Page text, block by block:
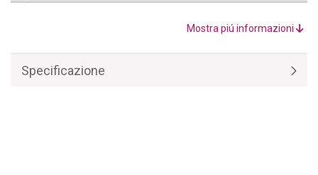
composto al 100% da cotone, per garantire un clima di
Mostra piú informazioni
Specificazione